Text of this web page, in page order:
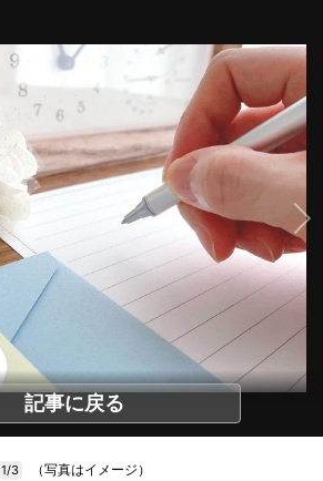
記事に戻る
1/3 （写真はイメージ）